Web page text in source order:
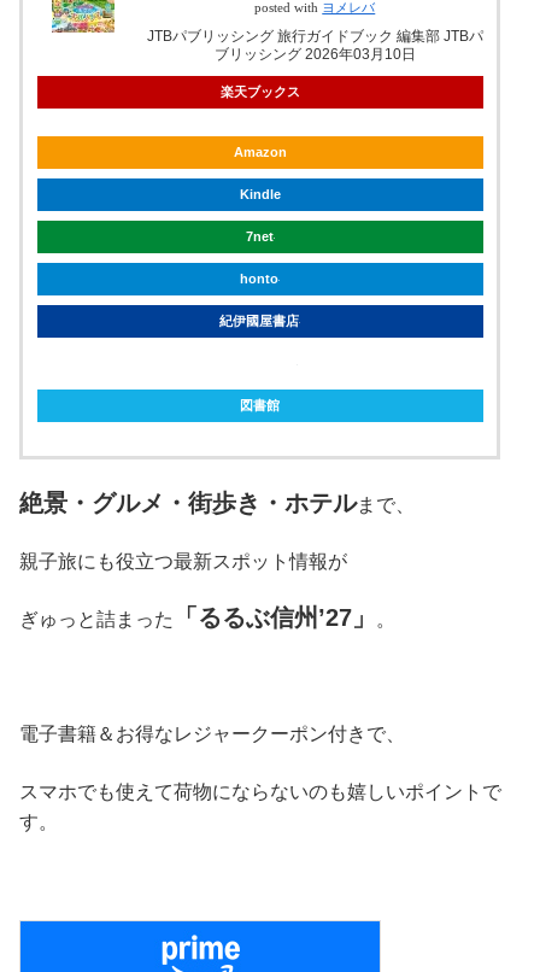
posted with ヨメレバ
JTBパブリッシング 旅行ガイドブック 編集部 JTBパ
ブリッシング 2026年03月10日
楽天ブックス
Amazon
Kindle
7net
honto
紀伊國屋書店
図書館
絶景・グルメ・街歩き・ホテルまで、
親子旅にも役立つ最新スポット情報が
ぎゅっと詰まった 「るるぶ信州’27」 。
電子書籍＆お得なレジャークーポン付きで、
スマホでも使えて荷物にならないのも嬉しいポイントで
す。